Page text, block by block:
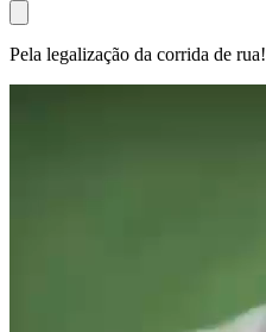
Pela legalização da corrida de rua!